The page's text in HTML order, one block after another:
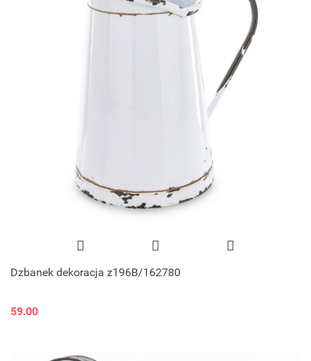
Dzbanek dekoracja z196B/162780
59.00